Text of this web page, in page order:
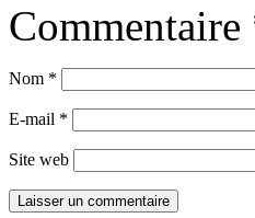
Commentaire
Nom *
E-mail *
Site web